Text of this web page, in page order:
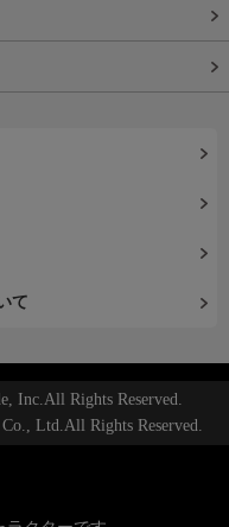
て
Inc.All Rights Reserved.
Ltd.All Rights Reserved.